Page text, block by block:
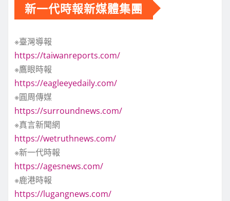
新一代時報新媒體集團
※臺灣導報
https://taiwanreports.com/
※鷹眼時報
https://eagleeyedaily.com/
※圓周傳媒
https://surroundnews.com/
※真言新聞網
https://wetruthnews.com/
※新一代時報
https://agesnews.com/
※鹿港時報
https://lugangnews.com/